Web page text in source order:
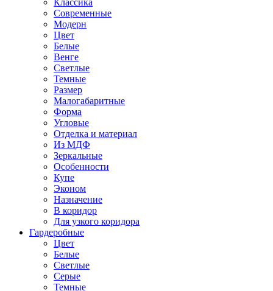
Классика
Современные
Модерн
Цвет
Белые
Венге
Светлые
Темные
Размер
Малогабаритные
Форма
Угловые
Отделка и материал
Из МДФ
Зеркальные
Особенности
Купе
Эконом
Назначение
В коридор
Для узкого коридора
Гардеробные
Цвет
Белые
Светлые
Серые
Темные